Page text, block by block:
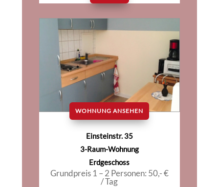
WOHNUNG ANSEHEN
Einsteinstr. 35
3-Raum-Wohnung
Erdgeschoss
Grundpreis 1 – 2 Personen: 50,- €
/ Tag